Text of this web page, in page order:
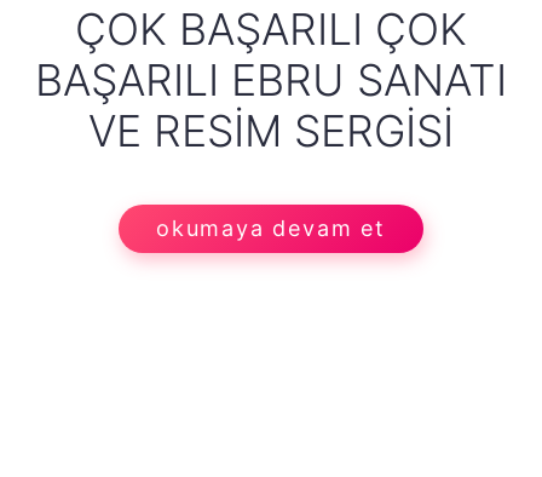
ÇOK BAŞARILI ÇOK
BAŞARILI EBRU SANATI
VE RESIM SERGISI
okumaya devam et